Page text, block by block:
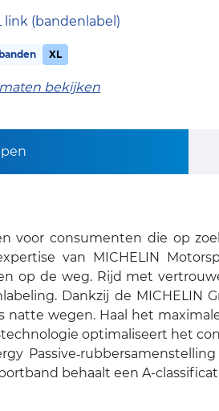
link (bandenlabel)
XL
bekijken
voor consumenten die op
van MICHELIN
op de weg. Rijd met
Dankzij de
natte wegen. Haal het
optimaliseert het
behaalt een A-